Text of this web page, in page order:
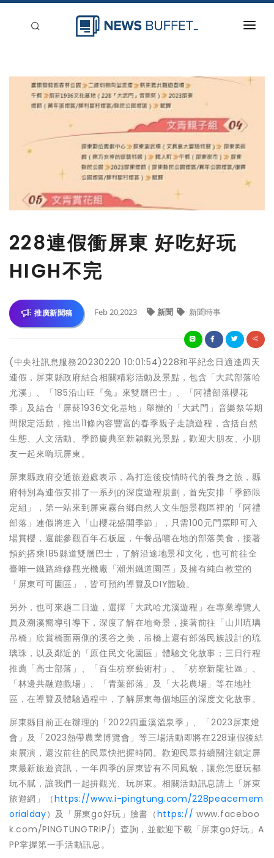
新聞稿分類
登入
228連假衝屏東 好吃好玩
HIGH不完
推廣新聞稿 Feb 20,2023 新聞 新聞時事
(中央社訊息服務20230220 10:01:54)228和平紀念日適逢四天
連假，屏東縣政府結合相關精彩活動及景點，包含「大武部落哈
尤溪」、「185沿山旺『兔』來雙層巴士」、「阿禮部落櫻花
季」及結合「屏菸1936文化基地」舉辦的「大武門」音樂祭等期
間限定活動，推出11條內容豐富的春季親子走讀遊程，含括自然
生態、人文活動、季節慶典至新穎觀光景點，歡迎大朋友、小朋
友一起來嗨玩屏東。
屏東縣政府交通旅遊處表示，為打造後疫情時代的養身之旅，縣
府特別為連假安排了一系列的深度遊程規劃，首先安排「季節限
定組」，第一站來到屏東霧台鄉自然人文生態景觀區裡的「阿禮
部落」連假將進入「山櫻花盛開季節」，只需100元門票即可入
場賞櫻，還能參觀百年石板屋，午餐品嚐在地的部落美食，接著
預約搭乘185縣道雙層巴士，了解沿途地景和文化，也可前往全
臺唯一鐵路維修觀光機廠「潮州鐵道園區」及擁有純白教堂的
「屏東可可園區」，皆可預約導覽及DIY體驗。
另外，也可來趟二日遊，選擇「大武哈尤溪遊程」在專業導覽人
員及溯溪嚮導引導下，深度了解在地奇景，接著前往「山川琉璃
吊橋」欣賞橋面兩側的溪谷之美，吊橋上還有部落民族設計的琉
璃珠，以及鄰近的「原住民文化園區」體驗文化故事；三日行程
推薦「高士部落」、「百生枋寮藝術村」、「枋寮新龍社區」、
「林邊共融遊戲場」、「青葉部落」及「大花農場」等在地社
區，在導覽及體驗過程中，了解屏東每個地區的深度文化故事。
屏東縣目前正在辦理的「2022四重溪溫泉季」、「2023屏東燈
會」及「2023熱帶農業博覽會」等三場活動即將在228連假後結
束展演，還沒前往的民眾快把握時間。歡迎民眾持續關注鎖定屏
東最新旅遊資訊，一年四季的屏東皆有不同風貌，讓您怎麼玩都
玩不膩，讓我們一起拚觀光、玩屏東。相關活動訊息請上「屏東
旅遊網」（https://www.i-pingtung.com/228peacemem
orialday）及「屏東go好玩」臉書（https:// www.faceboo
k.com/PINGTUNGTRIP/）查詢，並歡迎下載「屏東go好玩」A
PP掌握第一手活動訊息。